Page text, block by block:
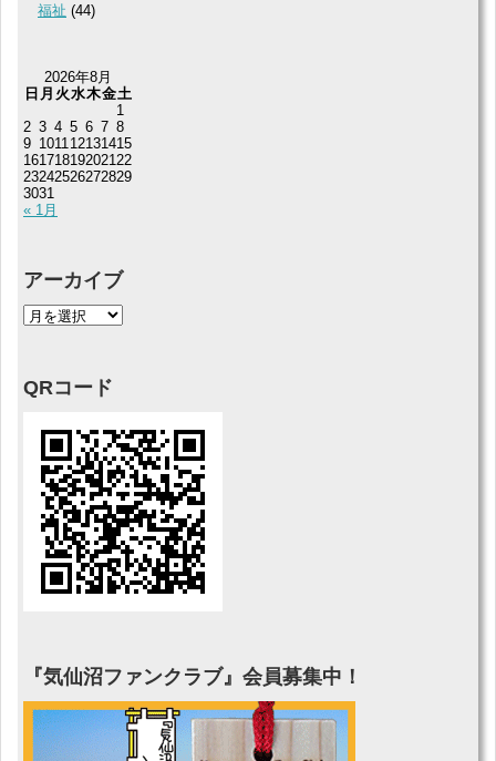
福祉 (44)
2026年8月
日 月 火水木金土
« 1月
1
2 3 4 5 6 7 8
9 1011 12131415
161718192021 22
23242526272829
3031
アーカイブ
QRコード
『気仙沼ファンクラブ』会員募集中！